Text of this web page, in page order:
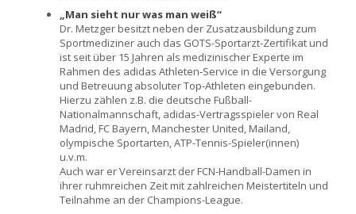
„Man sieht nur was man weiß“
Dr. Metzger besitzt neben der Zusatzausbildung zum
Sportmediziner auch das GOTS-Sportarzt-Zertifikat und
ist seit über 15 Jahren als medizinischer Experte im
Rahmen des adidas Athleten-Service in die Versorgung
und Betreuung absoluter Top-Athleten eingebunden.
Hierzu zählen z.B. die deutsche Fußball-
Nationalmannschaft, adidas-Vertragsspieler von Real
Madrid, FC Bayern, Manchester United, Mailand,
olympische Sportarten, ATP-Tennis-Spieler(innen)
u.v.m.
Auch war er Vereinsarzt der FCN-Handball-Damen in
ihrer ruhmreichen Zeit mit zahlreichen Meistertiteln und
Teilnahme an der Champions-League.